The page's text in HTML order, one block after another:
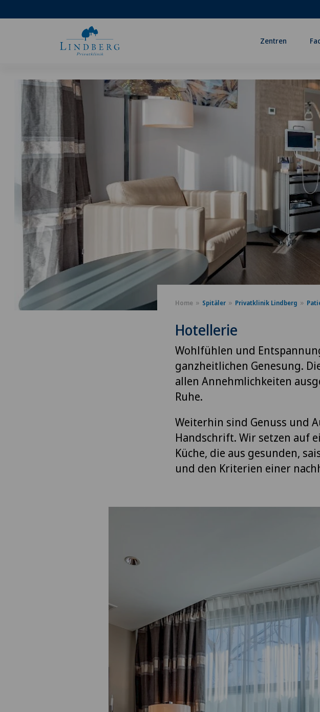
Zentren
Home Spitäler Privatklinik Lindberg
Hotellerie
Wohlfühlen und
ganzheitlichen Genesung.
allen Annehmlichkeiten
Ruhe.
Weiterhin sind Genuss und
Handschrift. Wir setzen auf
Küche, die aus gesunden,
und den Kriterien einer